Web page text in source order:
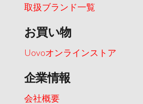
取扱ブランド一覧
お買い物
Uovoオンラインストア
企業情報
会社概要